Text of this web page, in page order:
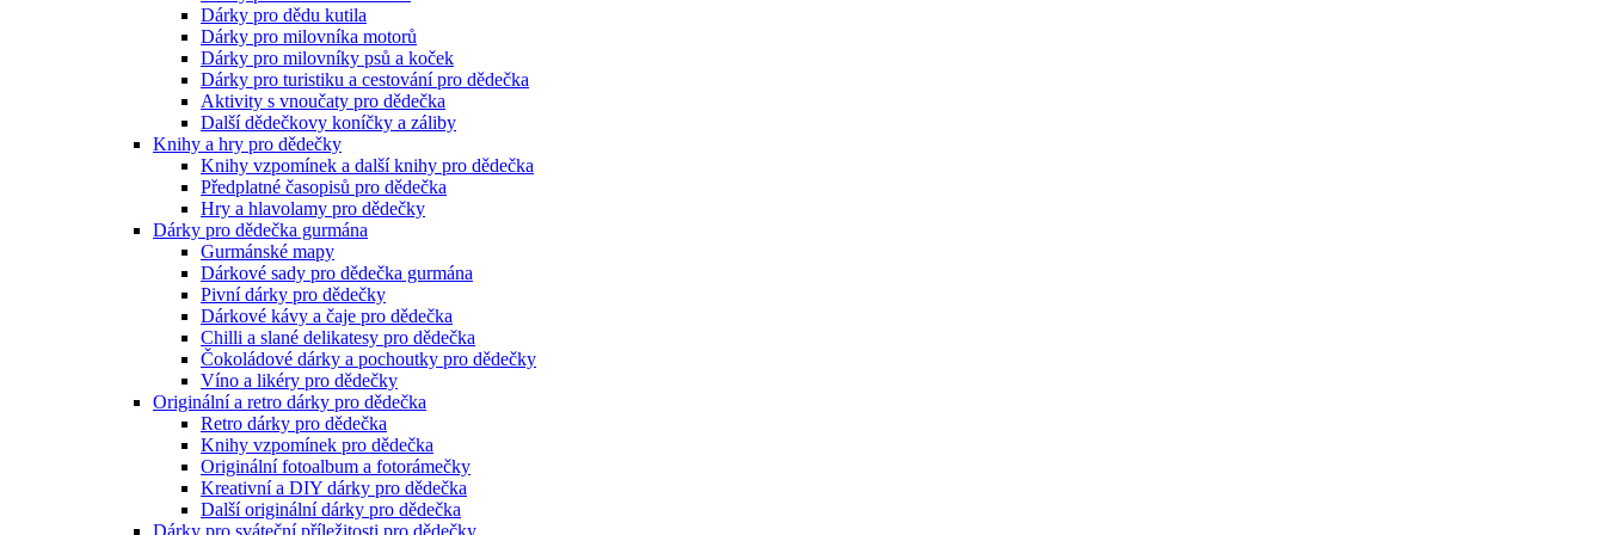
Dárky pro dědu kutila
Dárky pro milovníka motorů
Dárky pro milovníky psů a koček
Dárky pro turistiku a cestování pro dědečka
Aktivity s vnoučaty pro dědečka
Další dědečkovy koníčky a záliby
Knihy a hry pro dědečky
Knihy vzpomínek a další knihy pro dědečka
Předplatné časopisů pro dědečka
Hry a hlavolamy pro dědečky
Dárky pro dědečka gurmána
Gurmánské mapy
Dárkové sady pro dědečka gurmána
Pivní dárky pro dědečky
Dárkové kávy a čaje pro dědečka
Chilli a slané delikatesy pro dědečka
Čokoládové dárky a pochoutky pro dědečky
Víno a likéry pro dědečky
Originální a retro dárky pro dědečka
Retro dárky pro dědečka
Knihy vzpomínek pro dědečka
Originální fotoalbum a fotorámečky
Kreativní a DIY dárky pro dědečka
Další originální dárky pro dědečka
Dárky pro sváteční příležitosti pro dědečky